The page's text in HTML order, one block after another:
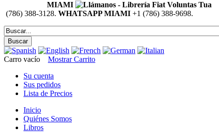
MIAMI
(786) 388-3128. WHATSAPP MIAMI +1 (786) 388-9698.
Carro vacío
Mostrar Carrito
Su cuenta
Sus pedidos
Lista de Precios
Inicio
Quiénes Somos
Libros